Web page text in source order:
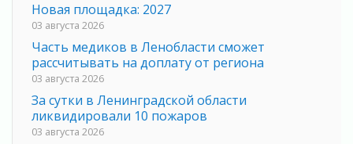
Новая площадка: 2027
03 августа 2026
Часть медиков в Ленобласти сможет
рассчитывать на доплату от региона
03 августа 2026
За сутки в Ленинградской области
ликвидировали 10 пожаров
03 августа 2026